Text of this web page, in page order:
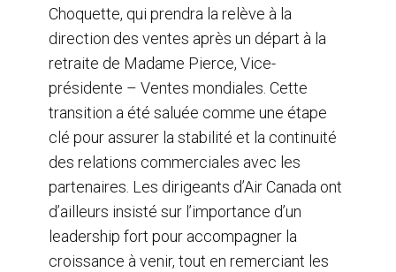
Choquette, qui prendra la relève à la
direction des ventes après un départ à la
retraite de Madame Pierce, Vice-
présidente – Ventes mondiales. Cette
transition a été saluée comme une étape
clé pour assurer la stabilité et la continuité
des relations commerciales avec les
partenaires. Les dirigeants d’Air Canada ont
d’ailleurs insisté sur l’importance d’un
leadership fort pour accompagner la
croissance à venir, tout en remerciant les